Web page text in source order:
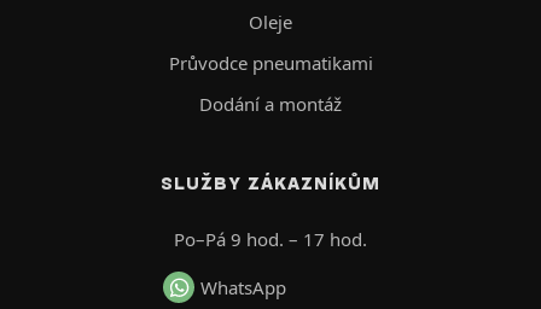
Oleje
Průvodce pneumatikami
Dodání a montáž
SLUŽBY ZÁKAZNÍKŮM
Po–Pá 9 hod. – 17 hod.
WhatsApp